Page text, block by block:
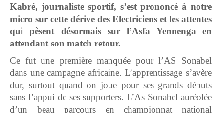
Kabré, journaliste sportif, s’est prononcé à notre
micro sur cette dérive des Electriciens et les attentes
qui pèsent désormais sur l’Asfa Yennenga en
attendant son match retour.
Ce fut une première manquée pour l’AS Sonabel
dans une campagne africaine. L’apprentissage s’avère
dur, surtout quand on joue pour ses grands débuts
sans l’appui de ses supporters. L’As Sonabel auréolée
d’un beau parcours en championnat national